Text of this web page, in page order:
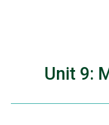
Unit 9: